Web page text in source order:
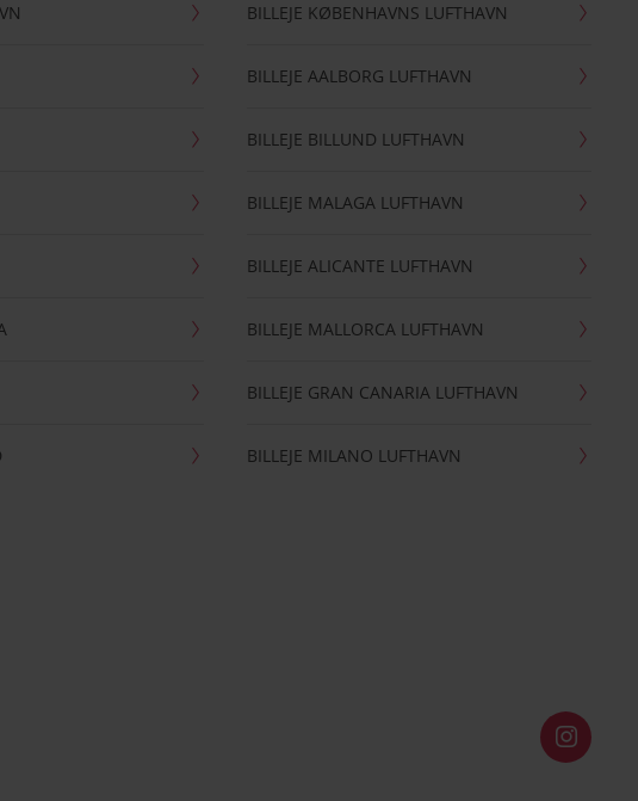
BILLEJE KØBENHAVNS LUFTHAVN
BILLEJE AALBORG LUFTHAVN
BILLEJE BILLUND LUFTHAVN
BILLEJE MALAGA LUFTHAVN
BILLEJE ALICANTE LUFTHAVN
BILLEJE MALLORCA LUFTHAVN
BILLEJE GRAN CANARIA LUFTHAVN
BILLEJE MILANO LUFTHAVN